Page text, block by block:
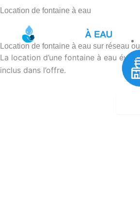
Location de fontaine à eau
Location de fontaine à eau sur réseau
La location d’une fontaine à eau
inclus dans l’offre.